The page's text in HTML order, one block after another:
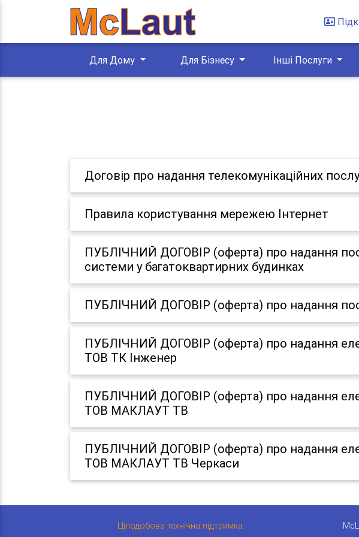
Для Дому Для Бізнесу Інші Послуги
Договір про надання телекомунікаційних
Правила користування мережею Інтернет
ПУБЛІЧНИЙ ДОГОВІР (оферта) про надання
системи у багатоквартирних будинках
ПУБЛІЧНИЙ ДОГОВІР (оферта) про надання
ПУБЛІЧНИЙ ДОГОВІР (оферта) про надання
ТОВ ТК Інженер
ПУБЛІЧНИЙ ДОГОВІР (оферта) про надання
ТОВ МАКЛАУТ ТВ
ПУБЛІЧНИЙ ДОГОВІР (оферта) про надання
ТОВ МАКЛАУТ ТВ Черкаси
Цілодобова технічна підтримка: